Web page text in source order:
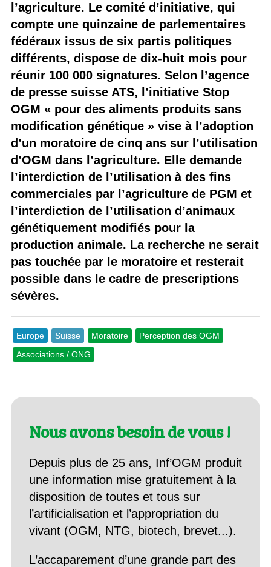
l’agriculture. Le comité d’initiative, qui
compte une quinzaine de parlementaires
fédéraux issus de six partis politiques
différents, dispose de dix-huit mois pour
réunir 100 000 signatures. Selon l’agence
de presse suisse ATS, l’initiative Stop
OGM « pour des aliments produits sans
modification génétique » vise à l’adoption
d’un moratoire de cinq ans sur l’utilisation
d’OGM dans l’agriculture. Elle demande
l’interdiction de l’utilisation à des fins
commerciales par l’agriculture de PGM et
l’interdiction de l’utilisation d’animaux
génétiquement modifiés pour la
production animale. La recherche ne serait
pas touchée par le moratoire et resterait
possible dans le cadre de prescriptions
sévères.
Europe Suisse Moratoire
Perception des OGM
Associations / ONG
Nous avons besoin de vous !
Depuis plus de 25 ans, Inf’OGM produit
une information mise gratuitement à la
disposition de toutes et tous sur
l’artificialisation et l’appropriation du
vivant (OGM, NTG, biotech, brevet...).
L’accaparement d’une grande part des